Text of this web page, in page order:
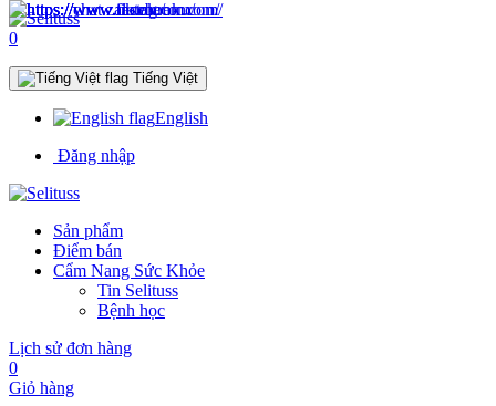
0
Tiếng Việt
English
Đăng nhập
Sản phẩm
Điểm bán
Cẩm Nang Sức Khỏe
Tin Selituss
Bệnh học
Lịch sử đơn hàng
0
Giỏ hàng